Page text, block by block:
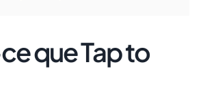
que Tap to